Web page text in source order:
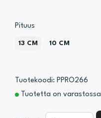
Pituus
13 CM 10 CM
Tuotekoodi: PPRO266
Tuotetta on varastossa